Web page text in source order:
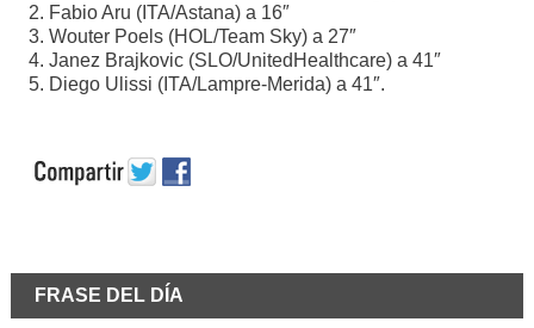
2. Fabio Aru (ITA/Astana) a 16″
3. Wouter Poels (HOL/Team Sky) a 27″
4. Janez Brajkovic (SLO/UnitedHealthcare) a 41″
5. Diego Ulissi (ITA/Lampre-Merida) a 41″.
FRASE DEL DÍA